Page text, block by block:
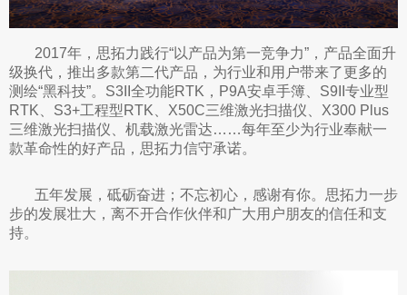
2017年，思拓力践行“以产品为第一竞争力”，产品全面升
级换代，推出多款第二代产品，为行业和用户带来了更多的
测绘“黑科技”。S3II全功能RTK，P9A安卓手簿、S9II专业型
RTK、S3+工程型RTK、X50C三维激光扫描仪、X300 Plus
三维激光扫描仪、机载激光雷达……每年至少为行业奉献一
款革命性的好产品，思拓力信守承诺。
五年发展，砥砺奋进；不忘初心，感谢有你。思拓力一步
步的发展壮大，离不开合作伙伴和广大用户朋友的信任和支
持。